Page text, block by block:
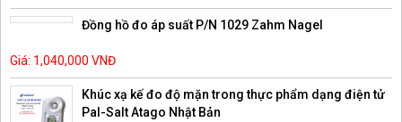
Đồng hồ đo áp suất P/N 1029 Zahm Nagel
Giá: 1,040,000 VNĐ
Khúc xạ kế đo độ mặn trong thực phẩm dạng điện tử
Pal-Salt Atago Nhật Bản